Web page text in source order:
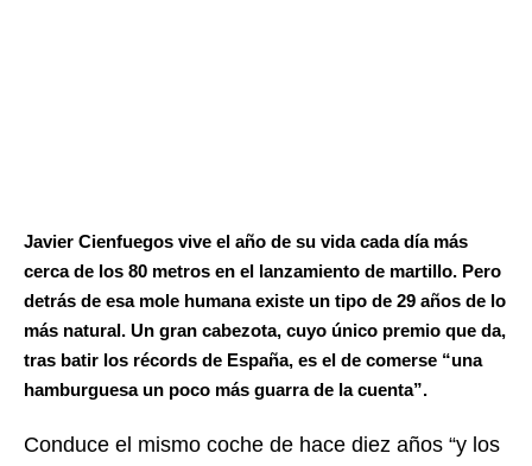
Javier Cienfuegos vive el año de su vida cada día más
cerca de los 80 metros en el lanzamiento de martillo. Pero
detrás de esa mole humana existe un tipo de 29 años de lo
más natural. Un gran cabezota, cuyo único premio que da,
tras batir los récords de España, es el de comerse “una
hamburguesa un poco más guarra de la cuenta”.
Conduce el mismo coche de hace diez años “y los